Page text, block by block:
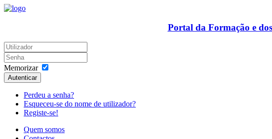
Portal da Formação e
Memorizar
Autenticar
Perdeu a senha?
Esqueceu-se do nome de utilizador?
Registe-se!
Quem somos